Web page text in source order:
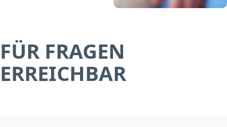
FÜR FRAGEN
ERREICHBAR